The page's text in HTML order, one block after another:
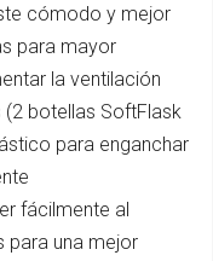
cómodo y mejor
para mayor
la ventilación
botellas SoftFlask
para enganchar
fácilmente al
para una mejor